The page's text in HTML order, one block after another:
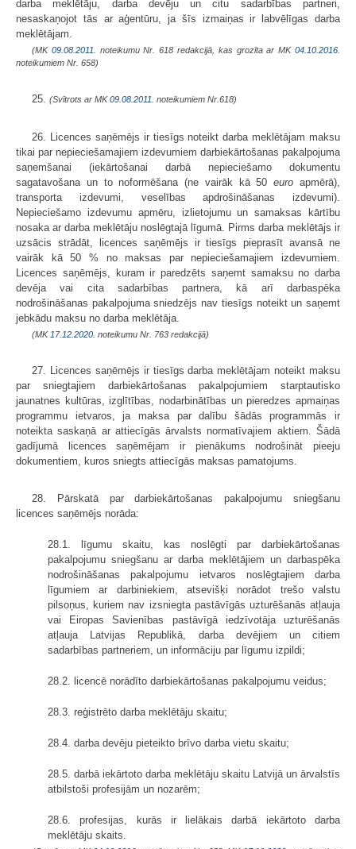
darba meklētāju, darba devēju un citu sadarbības partneri,
nesaskaņojot tās ar aģentūru, ja šīs izmaiņas ir labvēlīgas darba
meklētājam.
(MK 09.08.2011. noteikumu Nr. 618 redakcijā, kas grozīta ar MK04.10.2016.
noteikumiem Nr. 658)
25. (Svītrots ar MK09.08.2011. noteikumiem Nr.618)
26. Licences saņēmējs ir tiesīgs noteikt darba meklētājam maksu
tikai par nepieciešamajiem izdevumiem darbiekārtošanas pakalpojuma
saņemšanai (iekārtošanai darbā nepieciešamo dokumentu
sagatavošana un to noformēšana (ne vairāk kā 50euro apmērā),
transporta izdevumi, veselības apdrošināšanas izdevumi).
Nepieciešamo izdevumu apmēru, izlietojumu un samaksas kārtību
nosaka ar darba meklētāju noslēgtajā līgumā. Pirms darba meklētājs ir
uzsācis strādāt, licences saņēmējs ir tiesīgs pieprasīt avansā ne
vairāk kā 50 % no maksas par nepieciešamajiem izdevumiem.
Licences saņēmējs, kuram ir paredzēts saņemt samaksu no darba
devēja vai cita sadarbības partnera, kā arī darbaspēka
nodrošināšanas pakalpojuma sniedzējs nav tiesīgs noteikt un saņemt
jebkādu maksu no darba meklētāja.
(MK 17.12.2020. noteikumu Nr. 763 redakcijā)
27. Licences saņēmējs ir tiesīgs darba meklētājam noteikt maksu
par sniegtajiem darbiekārtošanas pakalpojumiem starp­tautisko
jaunatnes kultūras, izglītības, nodarbinātības un pieredzes apmaiņas
programmu ietvaros, ja maksa par dalību šādās programmās ir
noteikta saskaņā ar attiecīgās ārvalsts normatīvajiem aktiem. Šādā
gadījumā licences saņēmējam ir pienākums nodrošināt pieeju
dokumentiem, kuros sniegts attiecīgās maksas pamatojums.
28. Pārskatā par darbiekārtošanas pakalpojumu sniegšanu
licences saņēmējs norāda:
28.1. līgumu skaitu, kas noslēgti par darbiekārtošanas
pakalpojumu sniegšanu ar darba meklētājiem un darbaspēka
nodrošināšanas pakalpojumu ietvaros noslēgtajiem darba
līgumiem ar darbiniekiem, atsevišķi norādot trešo valstu
pilsoņus, kuriem nav izsniegta pastāvīgās uzturēšanās atļauja
vai Eiropas Savienības pastāvīgā iedzīvotāja uzturēšanās
atļauja Latvijas Republikā, darba devējiem un citiem
sadarbības partneriem, un informāciju par līgumu izpildi;
28.2. licencē norādīto darbiekārtošanas pakalpojumu veidus;
28.3. reģistrēto darba meklētāju skaitu;
28.4. darba devēju pieteikto brīvo darba vietu skaitu;
28.5. darbā iekārtoto darba meklētāju skaitu Latvijā un ārvalstīs
atbilstoši profesijām un nozarēm;
28.6. profesijas, kurās ir lielākais darbā iekārtoto darba
meklētāju skaits.